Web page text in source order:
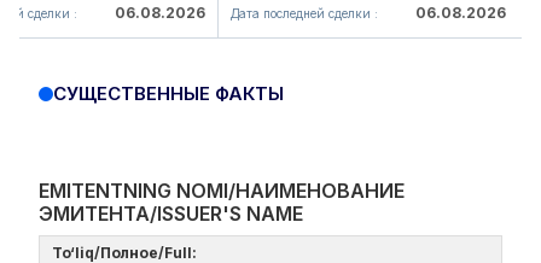
сделки : 06.08.2026 Дата последней сделки : 06.08.2026
СУЩЕСТВЕННЫЕ ФАКТЫ
EMITENTNING NOMI/НАИМЕНОВАНИЕ
ЭМИТЕНТА/ISSUER'S NAME
To‘liq/Полное/Full: